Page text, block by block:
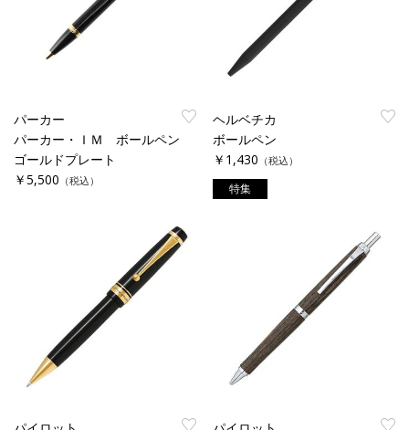
パーカー
パーカー・ＩＭ ボールペン
ゴールドプレート
￥5,500 （税込）
ヘルベチカ
ボールペン
￥1,430 （税込）
特集